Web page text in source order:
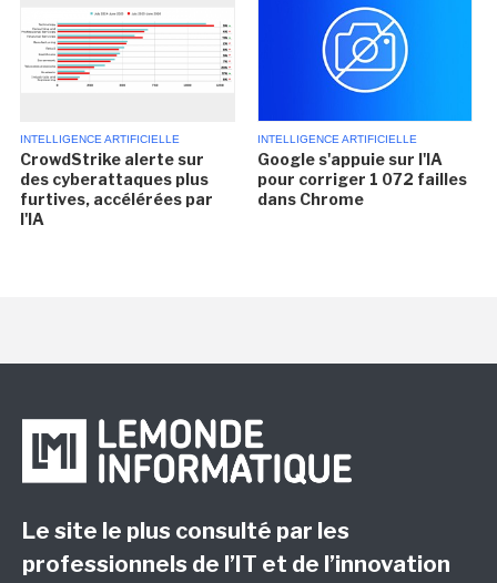
INTELLIGENCE ARTIFICIELLE
CrowdStrike alerte sur
des cyberattaques plus
furtives, accélérées par
l'IA
INTELLIGENCE ARTIFICIELLE
Google s'appuie sur l'IA
pour corriger 1 072 failles
dans Chrome
Le site le plus consulté par les
professionnels de l’IT et de l’innovation